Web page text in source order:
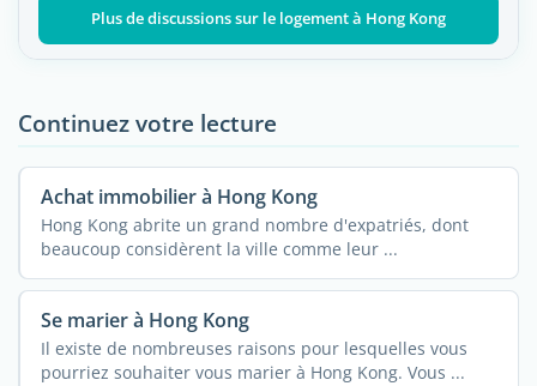
Plus de discussions sur le logement à Hong Kong
Continuez votre lecture
Achat immobilier à Hong Kong
Hong Kong abrite un grand nombre d'expatriés, dont
beaucoup considèrent la ville comme leur ...
Se marier à Hong Kong
Il existe de nombreuses raisons pour lesquelles vous
pourriez souhaiter vous marier à Hong Kong. Vous ...